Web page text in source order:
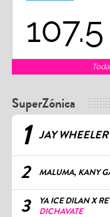
107.5
SuperZónica
1 JAY WHEELER
2 MALUMA, KANY
3
YA ICE DILAN X
DICHAVATE